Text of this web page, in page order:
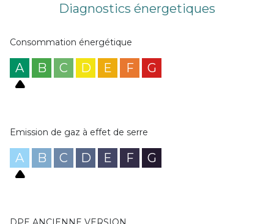
Diagnostics énergetiques
Consommation énergétique
A B C D E F G
Emission de gaz à effet de serre
A B C D E F G